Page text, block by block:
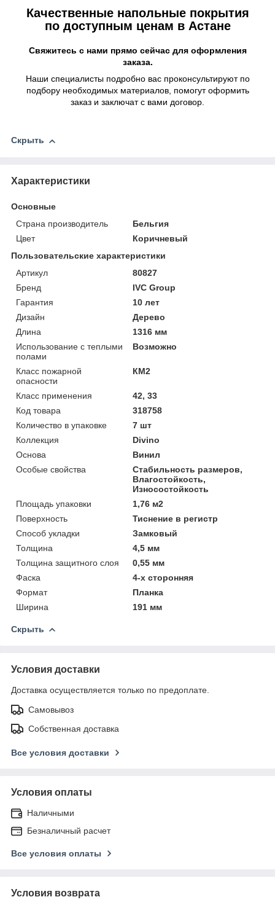
Качественные напольные покрытия
по доступным ценам в Астане
Свяжитесь с нами прямо сейчас для оформления
заказа.
Наши специалисты подробно вас проконсультируют по
подбору необходимых материалов, помогут оформить
заказ и заключат с вами договор.
Скрыть
Характеристики
Основные
Страна производитель
Бельгия
Цвет
Коричневый
Пользовательские характеристики
Артикул
80827
Бренд
IVC Group
Гарантия
10 лет
Дизайн
Дерево
Длина
1316 мм
Использование с теплыми
полами
Возможно
Класс пожарной
опасности
КМ2
Класс применения
42, 33
Код товара
318758
Количество в упаковке
7 шт
Коллекция
Divino
Основа
Винил
Особые свойства
Стабильность размеров,
Влагостойкость,
Износостойкость
Площадь упаковки
1,76 м2
Поверхность
Тиснение в регистр
Способ укладки
Замковый
Толщина
4,5 мм
Толщина защитного слоя
0,55 мм
Фаска
4-х сторонняя
Формат
Планка
Ширина
191 мм
Скрыть
Условия доставки
Доставка осуществляется только по предоплате.
Самовывоз
Собственная доставка
Все условия доставки
Условия оплаты
Наличными
Безналичный расчет
Все условия оплаты
Условия возврата